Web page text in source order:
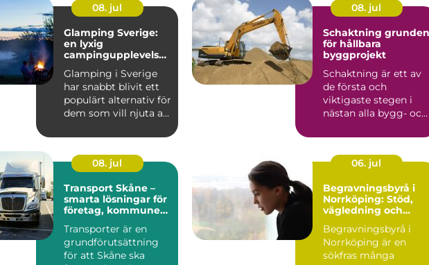
08. jul
Glamping Sverige:
en lyxig
campingupplevelse
Glamping i Sverige
har snabbt blivit ett
populärt alternativ för
dem som vill njuta av
08. jul
Schaktning grunden
för hållbara
byggprojekt
Schaktning är ett av
de första och
viktigaste stegen i
nästan alla bygg- och
Uta...
08. jul
Transport Skåne –
smarta lösningar för
företag, kommuner
Transporter är en
grundförutsättning
för att Skåne ska
06. jul
Begravningsbyrå i
Norrköping: Stöd,
vägledning och
Begravningsbyrå i
Norrköping är en
sökfras många